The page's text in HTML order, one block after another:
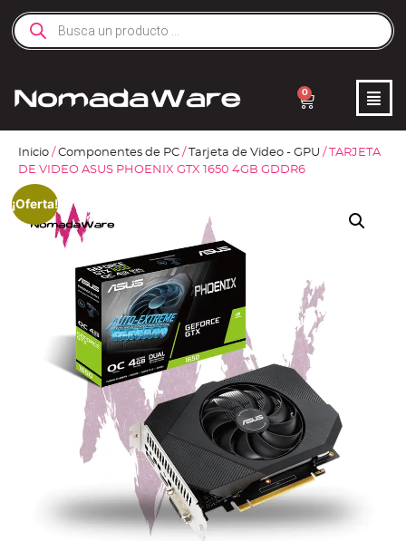
0
Inicio / Componentes de PC / Tarjeta de Video - GPU / TARJETA
DE VIDEO ASUS PHOENIX GTX 1650 4GB GDDR6
¡Oferta!